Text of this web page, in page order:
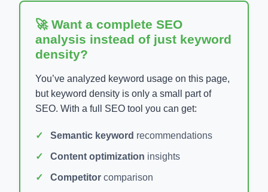
🚀 Want a complete SEO
analysis instead of just keyword
density?
You’ve analyzed keyword usage on this page,
but keyword density is only a small part of
SEO. With a full SEO tool you can get:
Semantic keyword recommendations
Content optimization insights
Competitor comparison